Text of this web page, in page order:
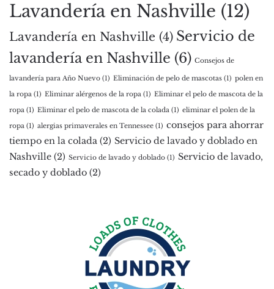
Lavandería en Nashville (12)
Lavandería en Nashville (4) Servicio de
lavandería en Nashville (6) Consejos de
lavandería para Año Nuevo (1) Eliminación de pelo de mascotas (1) polen en
la ropa (1) Eliminar alérgenos de la ropa (1) Eliminar el pelo de mascota de la
ropa (1) Eliminar el pelo de mascota de la colada (1) eliminar el polen de la
ropa (1) alergias primaverales en Tennessee (1) consejos para ahorrar
tiempo en la colada (2) Servicio de lavado y doblado en
Nashville (2) Servicio de lavado y doblado (1) Servicio de lavado,
secado y doblado (2)